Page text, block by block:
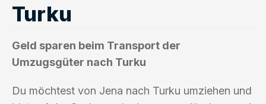
Turku
Geld sparen beim Transport der
Umzugsgüter nach Turku
Du möchtest von Jena nach Turku umziehen und